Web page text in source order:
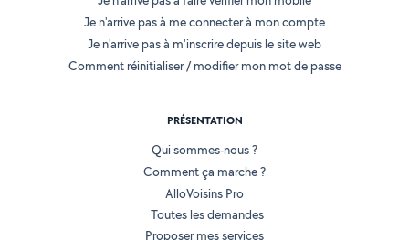
Je n'arrive pas à me connecter à mon compte
Je n'arrive pas à m'inscrire depuis le site web
Comment réinitialiser / modifier mon mot de passe
PRÉSENTATION
Qui sommes-nous ?
Comment ça marche ?
AlloVoisins Pro
Toutes les demandes
Proposer mes services